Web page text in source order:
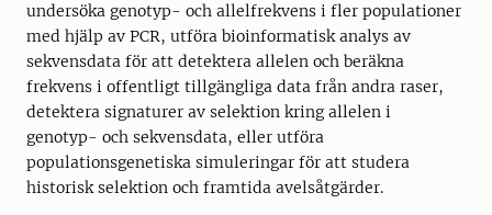
undersöka genotyp- och allelfrekvens i fler populationer
med hjälp av PCR, utföra bioinformatisk analys av
sekvensdata för att detektera allelen och beräkna
frekvens i offentligt tillgängliga data från andra raser,
detektera signaturer av selektion kring allelen i
genotyp- och sekvensdata, eller utföra
populationsgenetiska simuleringar för att studera
historisk selektion och framtida avelsåtgärder.